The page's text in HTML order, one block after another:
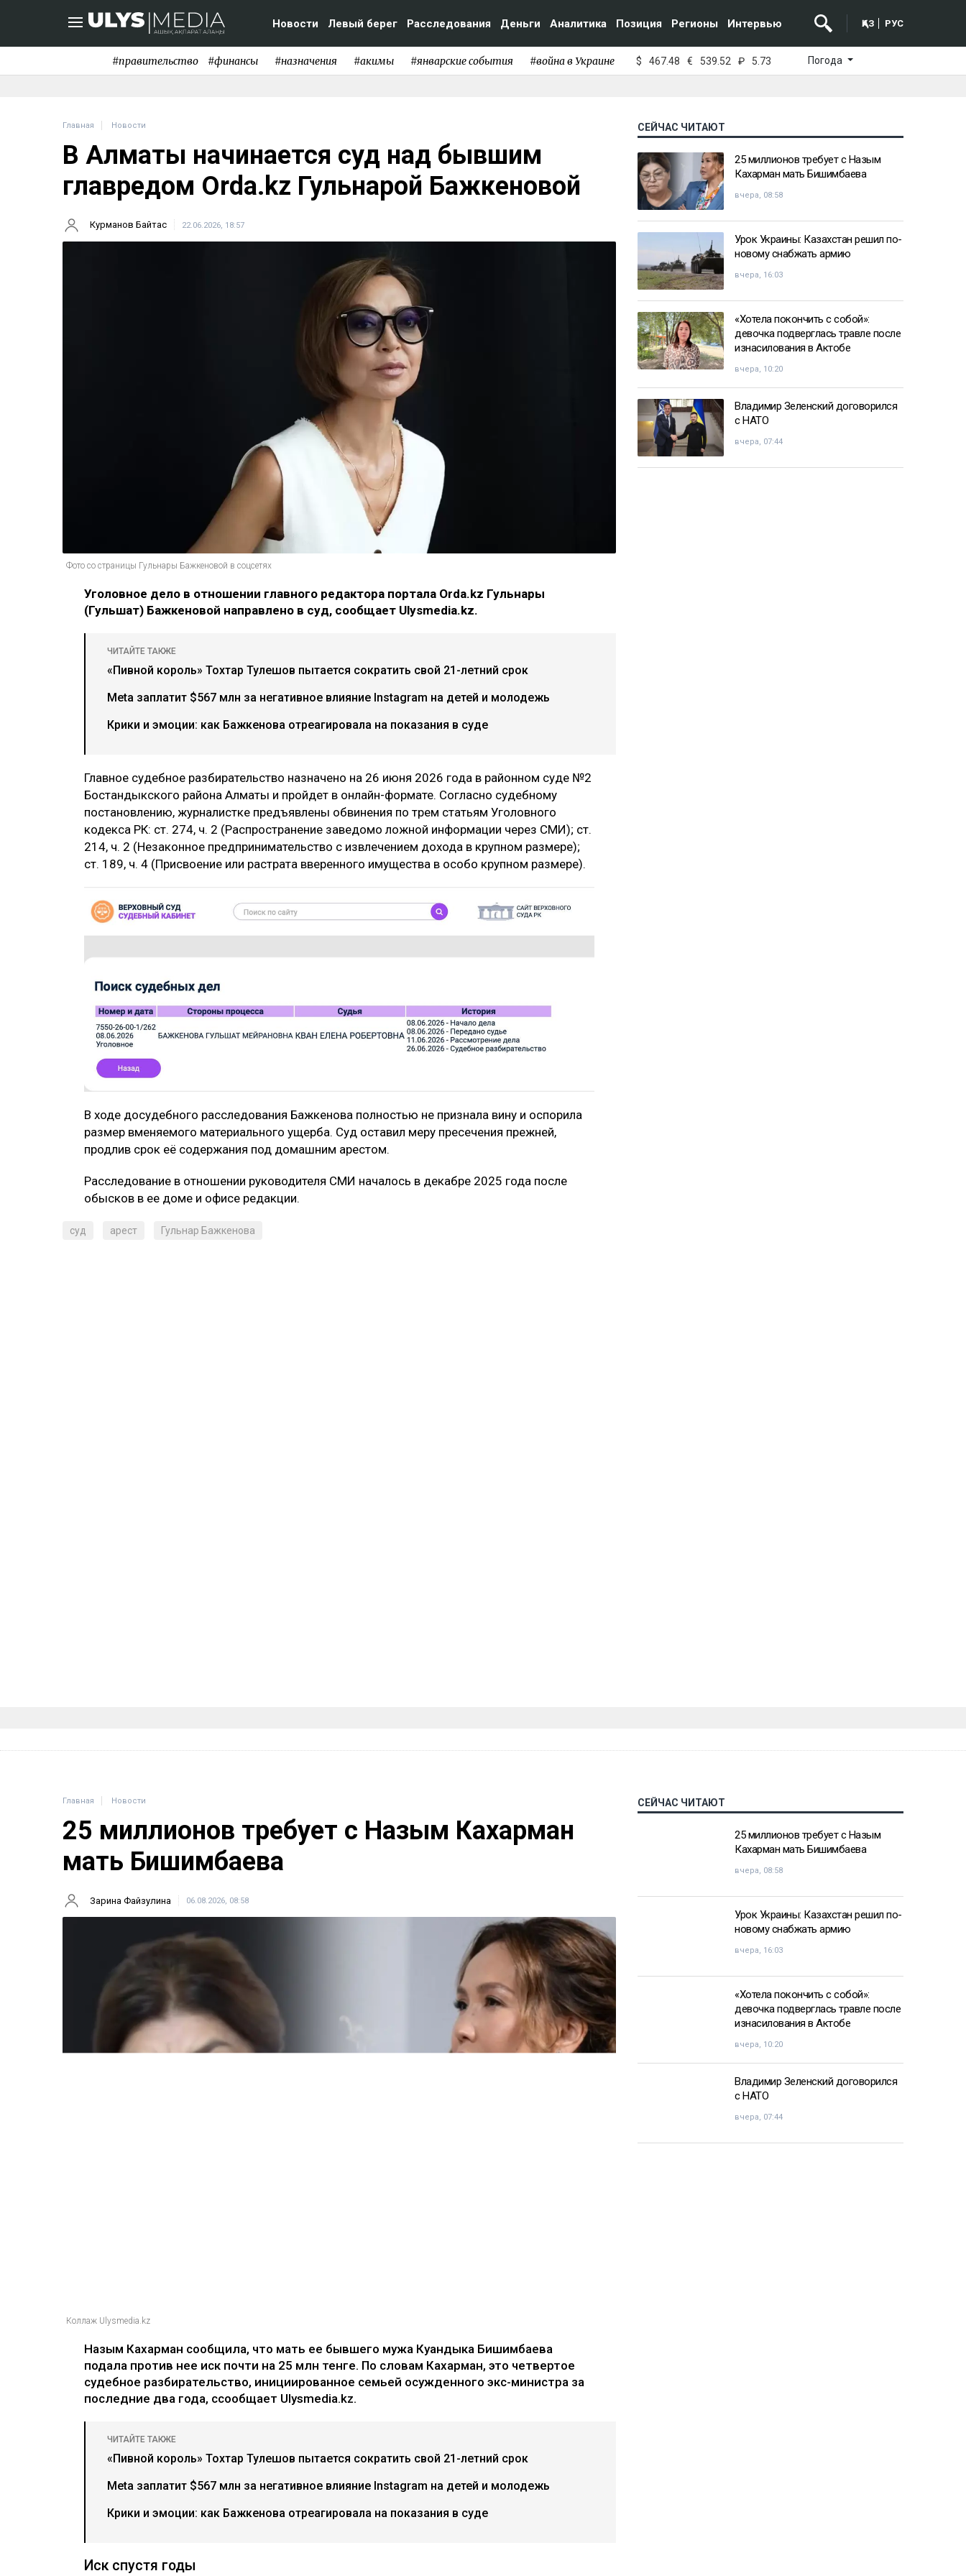
Новости Левый берег Расследования Деньги Аналитика Позиция Регионы Интервью ҚАЗ РУС
#правительство #финансы #назначения #акимы #январские события #война в Украине $ 467.48 € 539.52 ₽ 5.73 Погода
Главная Новости
В Алматы начинается суд над бывшим
главредом Orda.kz Гульнарой Бажкеновой
Курманов Байтас 22.06.2026, 18:57
Фото со страницы Гульнары Бажкеновой в соцсетях
Уголовное дело в отношении главного редактора портала Orda.kz Гульнары
(Гульшат) Бажкеновой направлено в суд, сообщает Ulysmedia.kz.
ЧИТАЙТЕ ТАКЖЕ
«Пивной король» Тохтар Тулешов пытается сократить свой 21-летний срок
Meta заплатит $567 млн за негативное влияние Instagram на детей и молодежь
Крики и эмоции: как Бажкенова отреагировала на показания в суде
Главное судебное разбирательство назначено на 26 июня 2026 года в районном суде №2
Бостандыкского района Алматы и пройдет в онлайн-формате. Согласно судебному
постановлению, журналистке предъявлены обвинения по трем статьям Уголовного
кодекса РК: ст. 274, ч. 2 (Распространение заведомо ложной информации через СМИ); ст.
214, ч. 2 (Незаконное предпринимательство с извлечением дохода в крупном размере);
ст. 189, ч. 4 (Присвоение или растрата вверенного имущества в особо крупном размере).
В ходе досудебного расследования Бажкенова полностью не признала вину и оспорила
размер вменяемого материального ущерба. Суд оставил меру пресечения прежней,
продлив срок её содержания под домашним арестом.
Расследование в отношении руководителя СМИ началось в декабре 2025 года после
обысков в ее доме и офисе редакции.
суд арест Гульнар Бажкенова
СЕЙЧАС ЧИТАЮТ
25 миллионов требует с Назым
Кахарман мать Бишимбаева
вчера, 08:58
Урок Украины: Казахстан решил по-
новому снабжать армию
вчера, 16:03
«Хотела покончить с собой»:
девочка подверглась травле после
изнасилования в Актобе
вчера, 10:20
Владимир Зеленский договорился
с НАТО
вчера, 07:44
Главная Новости
25 миллионов требует с Назым Кахарман
мать Бишимбаева
Зарина Файзулина 06.08.2026, 08:58
Коллаж Ulysmedia.kz
Назым Кахарман сообщила, что мать ее бывшего мужа Куандыка Бишимбаева
подала против нее иск почти на 25 млн тенге. По словам Кахарман, это четвертое
судебное разбирательство, инициированное семьей осужденного экс-министра за
последние два года, ссообщает Ulysmedia.kz.
ЧИТАЙТЕ ТАКЖЕ
«Пивной король» Тохтар Тулешов пытается сократить свой 21-летний срок
Meta заплатит $567 млн за негативное влияние Instagram на детей и молодежь
Крики и эмоции: как Бажкенова отреагировала на показания в суде
Иск спустя годы
СЕЙЧАС ЧИТАЮТ
25 миллионов требует с Назым
Кахарман мать Бишимбаева
вчера, 08:58
Урок Украины: Казахстан решил по-
новому снабжать армию
вчера, 16:03
«Хотела покончить с собой»:
девочка подверглась травле после
изнасилования в Актобе
вчера, 10:20
Владимир Зеленский договорился
с НАТО
вчера, 07:44